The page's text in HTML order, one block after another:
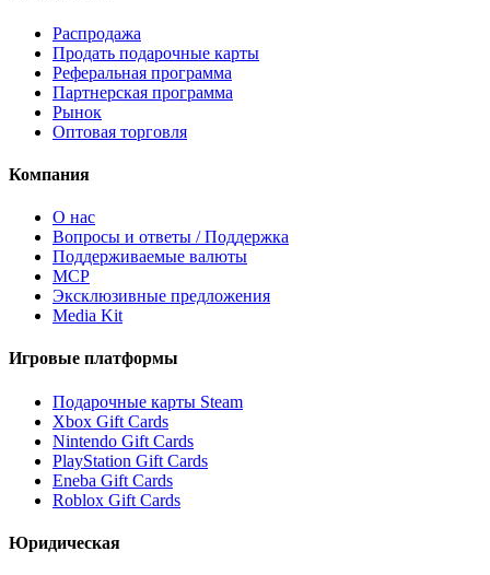
Распродажа
Продать подарочные карты
Реферальная программа
Партнерская программа
Рынок
Оптовая торговля
Компания
О нас
Вопросы и ответы / Поддержка
Поддерживаемые валюты
MCP
Эксклюзивные предложения
Media Kit
Игровые платформы
Подарочные карты Steam
Xbox Gift Cards
Nintendo Gift Cards
PlayStation Gift Cards
Eneba Gift Cards
Roblox Gift Cards
Юридическая